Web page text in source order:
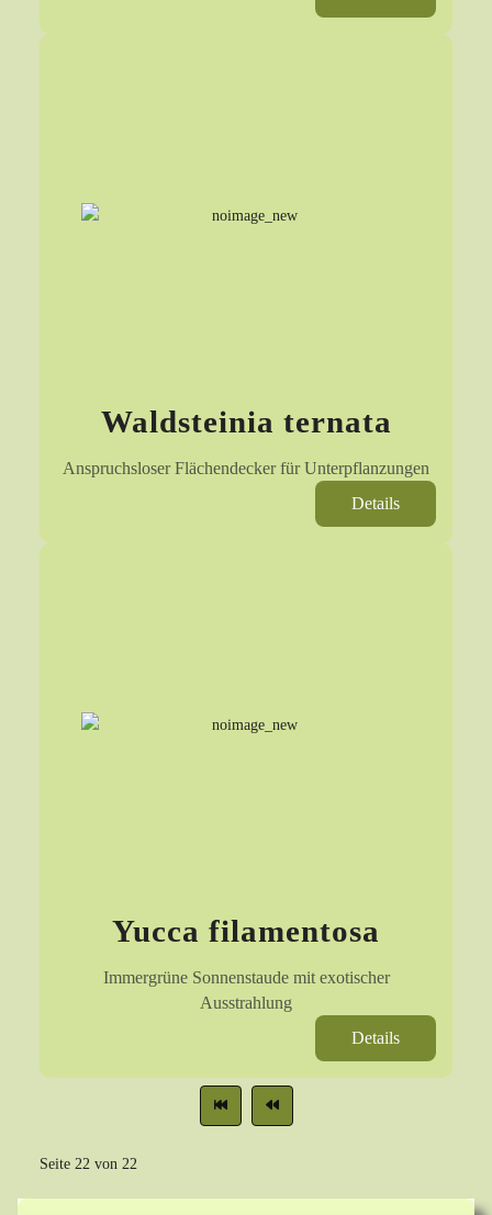
Waldsteinia ternata
Anspruchsloser Flächendecker für Unterpflanzungen
Details
Yucca filamentosa
Immergrüne Sonnenstaude mit exotischer
Ausstrahlung
Details
Seite 22 von 22